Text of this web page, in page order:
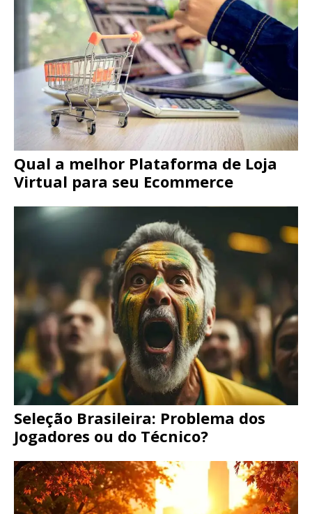
Qual a melhor Plataforma de Loja
Virtual para seu Ecommerce
Seleção Brasileira: Problema dos
Jogadores ou do Técnico?